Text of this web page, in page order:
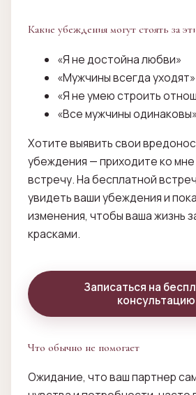
Какие убеждения могут стоять за
«Я не достойна любви»
«Мужчины всегда уходят»
«Я не умею строить
«Все мужчины одинаковы»
Хотите выявить свои
убеждения — приходите ко
встречу. На бесплатной
увидеть ваши убеждения и
изменения, чтобы ваша жизнь
красками.
Записаться на
консультацию
Что обычно не помогает
Ожидание, что ваш партнер